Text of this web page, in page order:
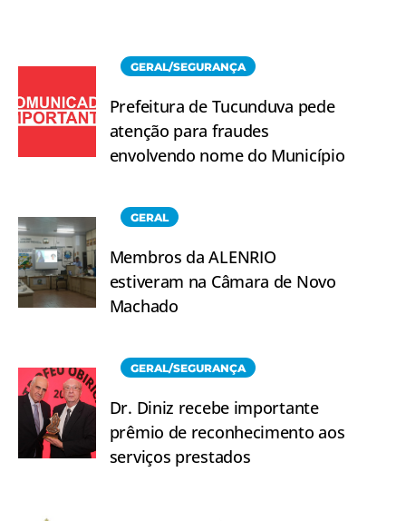
GERAL/SEGURANÇA
Prefeitura de Tucunduva pede
atenção para fraudes
envolvendo nome do Município
GERAL
Membros da ALENRIO
estiveram na Câmara de Novo
Machado
GERAL/SEGURANÇA
Dr. Diniz recebe importante
prêmio de reconhecimento aos
serviços prestados